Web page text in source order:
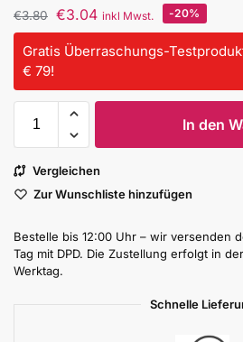
€3.80 €3.04 inkl Mwst. -20%
Gratis Überraschungs-
€ 79!
In den
Vergleichen
Zur Wunschliste hinzufügen
Bestelle bis 12:00 Uhr – wir versenden
Tag mit DPD. Die Zustellung erfolgt in
Werktag.
Schnelle